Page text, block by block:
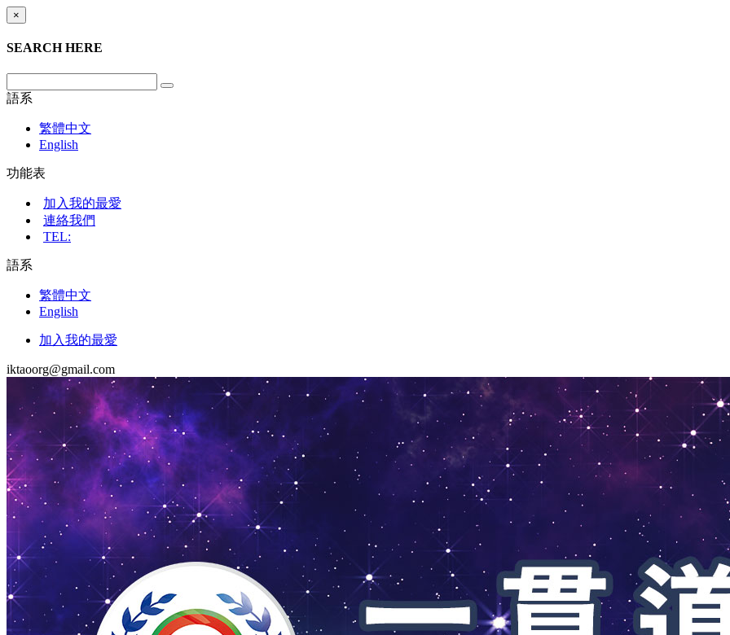
×
SEARCH HERE
語系
繁體中文
English
功能表
加入我的最愛
連絡我們
TEL:
語系
繁體中文
English
加入我的最愛
iktaoorg@gmail.com